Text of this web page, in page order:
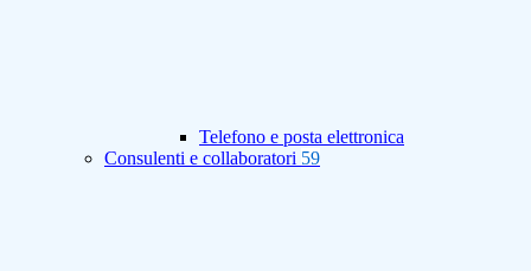
Telefono e posta elettronica
Consulenti e collaboratori 59